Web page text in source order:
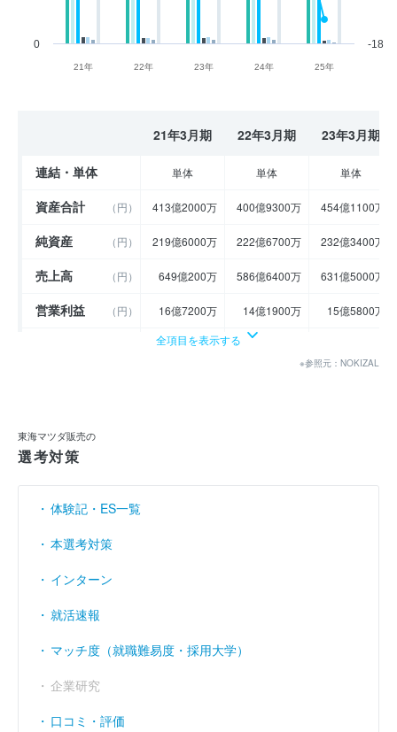
21年 22年 23年 24年 25年
0 -18
21年3月期 22年3月期 23年3月期
連結・単体 単体 単体 単体
資産合計 （円） 413億2000万 400億9300万 454億1100万
純資産 （円） 219億6000万 222億6700万 232億3400万
売上高 （円） 649億200万 586億6400万 631億5000万
営業利益 （円） 16億7200万 14億1900万 15億5800万
18億500万
売上伸び率
営業利益率 （％） 2.58 2.42 2.47
経常利益率 （％）
全項目を表示する
※参照元：NOKIZAL
東海マツダ販売の
選考対策
体験記・ES一覧
本選考対策
インターン
就活速報
マッチ度（就職難易度・採用大学）
企業研究
口コミ・評価